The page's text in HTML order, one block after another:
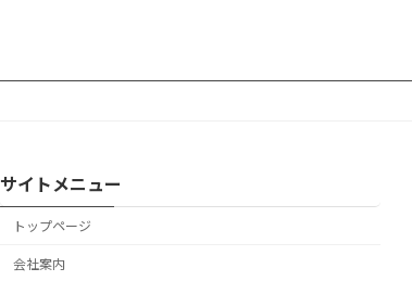
サイトメニュー
トップページ
会社案内